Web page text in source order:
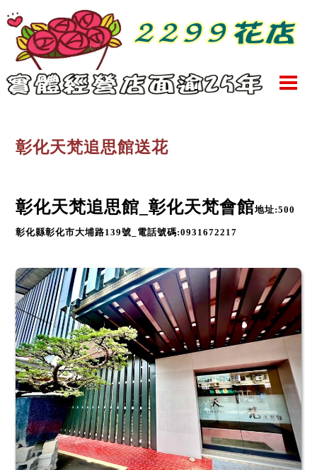
彰化天梵追思館送花
彰化天梵追思館_彰化天梵會館地址:500
彰化縣彰化市大埔路139號_電話號碼:0931672217